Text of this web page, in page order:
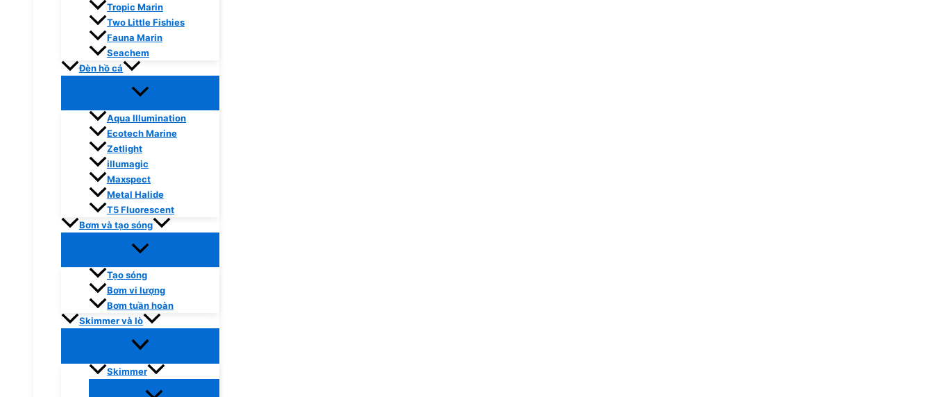
Tropic Marin
Two Little Fishies
Fauna Marin
Seachem
Đèn hồ cá
Aqua Illumination
Ecotech Marine
Zetlight
illumagic
Maxspect
Metal Halide
T5 Fluorescent
Bơm và tạo sóng
Tạo sóng
Bơm vi lượng
Bơm tuần hoàn
Skimmer và lò
Skimmer